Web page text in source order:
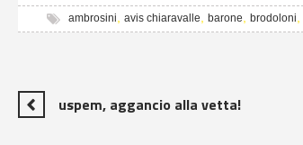
ambrosini, avis chiaravalle, barone, brodoloni,
uspem, aggancio alla vetta!